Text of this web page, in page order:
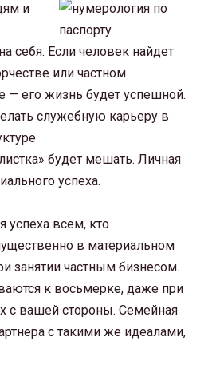
и
себя. Если человек найдет
или частном
— его жизнь будет успешной.
служебную карьеру в
будет мешать. Личная
успеха.
успеха всем, кто
в материальном
занятии частным бизнесом.
к восьмерке, даже при
с вашей стороны. Семейная
с такими же идеалами,